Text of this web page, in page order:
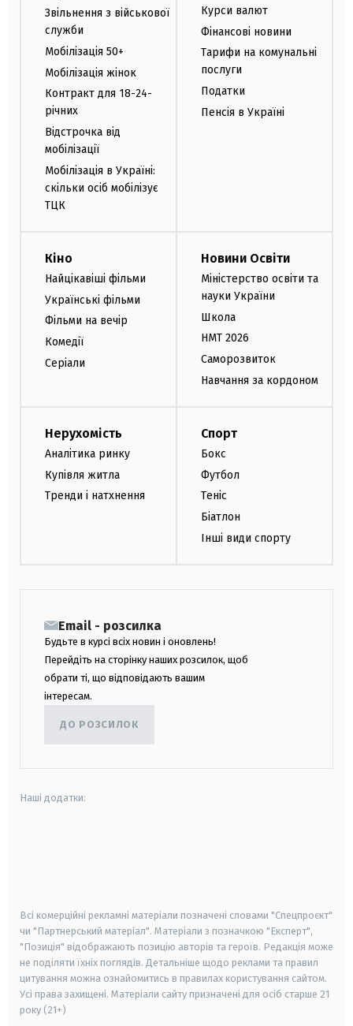
Звільнення з військової
служби
Мобілізація 50+
Мобілізація жінок
Контракт для 18-24-
річних
Відстрочка від
мобілізації
Мобілізація в Україні:
скільки осіб мобілізує
ТЦК
Курси валют
Фінансові новини
Тарифи на комунальні
послуги
Податки
Пенсія в Україні
Кіно
Найцікавіші фільми
Українські фільми
Фільми на вечір
Комедії
Серіали
Новини Освіти
Міністерство освіти та
науки України
Школа
НМТ 2026
Саморозвиток
Навчання за кордоном
Нерухомість
Аналітика ринку
Купівля житла
Тренди і натхнення
Спорт
Бокс
Футбол
Теніс
Біатлон
Інші види спорту
Email - розсилка
Будьте в курсі всіх новин і оновлень!
Перейдіть на сторінку наших розсилок, щоб
обрати ті, що відповідають вашим
інтересам.
ДО РОЗСИЛОК
Наші додатки:
Всі комерційні рекламні матеріали позначені словами "Спецпроєкт"
чи "Партнерський матеріал". Матеріали з позначкою "Експерт",
"Позиція" відображають позицію авторів та героїв. Редакція може
не поділяти їхніх поглядів. Детальніше щодо реклами та правил
цитування можна ознайомитись в правилах користування сайтом.
Усі права захищені. Матеріали сайту призначені для осіб старше 21
року (21+)